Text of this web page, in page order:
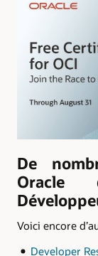
De
Oracle
Voici encore
Developer